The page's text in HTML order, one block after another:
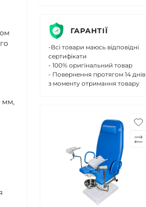
мм,
ГАРАНТІЇ
-Всі товари маюсь відповідні
сертифікати
- 100% оригінальний товар
- Повернення протягом 14 днів
з моменту отримання товару